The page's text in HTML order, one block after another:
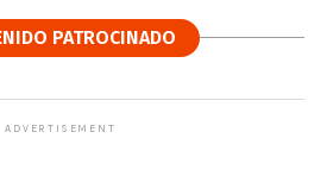
PATROCINADO
ADVERTISEMENT